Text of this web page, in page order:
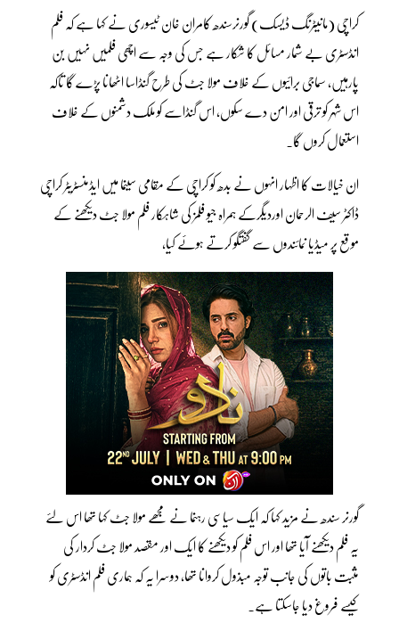
کراچی (مانیٹرنگ ڈیسک) گورنرسندھ کامران خان ٹیسوری نے کہا ہے کہ فلم
انڈسٹری بے شمار مسائل کا شکار ہے جس کی وجہ سے اچھی فلمیں نہیں بن
پارہیں، سماجی برائیوں کے خلاف مولا جٹ کی طرح گنڈاسا اٹھانا پڑے گا تاکہ
اس شہر کو ترقی اور امن دے سکوں، اس گنڈاسے کو ملک دشمنوں کے خلاف
استعمال کروں گا۔
ان خیالات کا اظہار انہوں نے بدھ کو کراچی کے مقامی سینما میں ایڈمنسٹریٹر کراچی
ڈاکٹر سیف الرحمان اوردیگرکے ہمراہ جیو فلمز کی شاہکار فلم مولا جٹ دیکھنے کے
موقع پر میڈیا نمائندوں سے گفتگو کرتے ہوئے کیا،
گورنر سندھ نے مزید کہا کہ ایک سیاسی رہنما نے مجھے مولا جٹ کہا تھا اس لئے
یہ فلم دیکھنے آیا تھا اور اس فلم کو دیکھنے کا ایک اور مقصد مولا جٹ کردار کی
مثبت باتوں کی جانب توجہ مبذول کروانا تھا، دوسرا یہ کہ ہماری فلم انڈسٹری کو
کیسے فروغ دیا جاسکتا ہے۔